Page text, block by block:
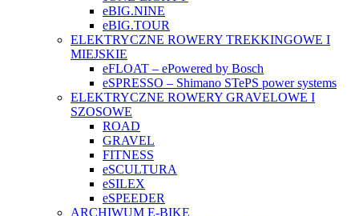
eBIG.NINE
eBIG.TOUR
ELEKTRYCZNE ROWERY TREKKINGOWE I
MIEJSKIE
eFLOAT – ePowered by Bosch
eSPRESSO – Shimano STePS power systems
ELEKTRYCZNE ROWERY GRAVELOWE I
SZOSOWE
ROAD
GRAVEL
FITNESS
eSCULTURA
eSILEX
eSPEEDER
ARCHIWUM E-BIKE